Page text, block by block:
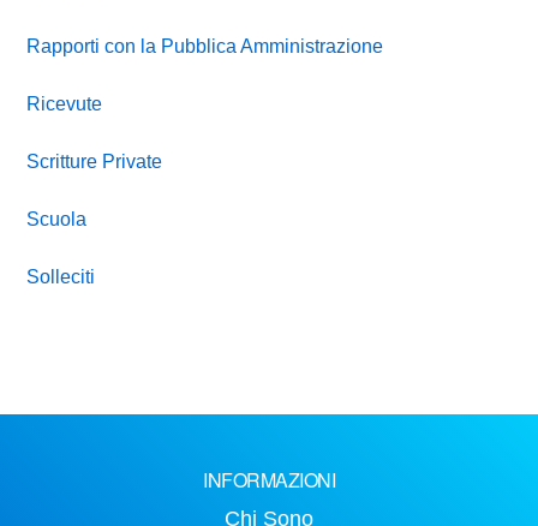
Rapporti con la Pubblica Amministrazione
Ricevute
Scritture Private
Scuola
Solleciti
INFORMAZIONI
Chi Sono